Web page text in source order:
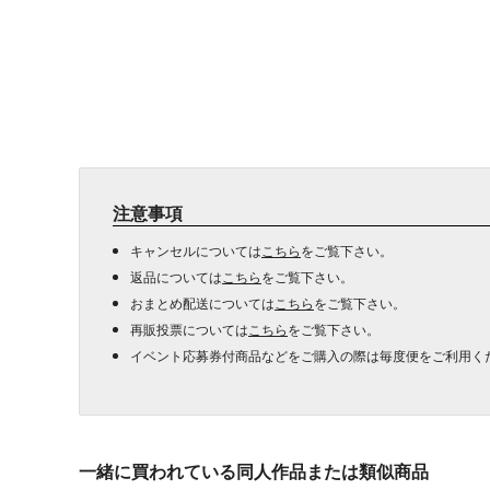
注意事項
キャンセルについては こちらをご覧下さい。
返品については こちらをご覧下さい。
おまとめ配送については こちらをご覧下さい。
再販投票については こちらをご覧下さい。
イベント応募券付商品などをご購入の際は毎度便をご利用く
一緒に買われている同人作品または類似商品